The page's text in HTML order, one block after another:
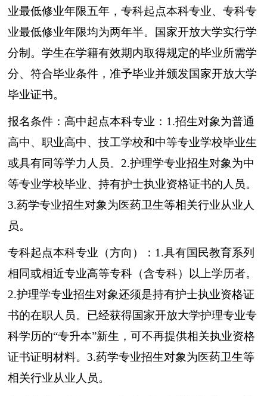
业最低修业年限五年，专科起点本科专业、专科专
业最低修业年限均为两年半。国家开放大学实行学
分制。学生在学籍有效期内取得规定的毕业所需学
分、符合毕业条件，准予毕业并颁发国家开放大学
毕业证书。
报名条件：高中起点本科专业：1.招生对象为普通
高中、职业高中、技工学校和中等专业学校毕业生
或具有同等学力人员。2.护理学专业招生对象为中
等专业学校毕业、持有护士执业资格证书的人员。
3.药学专业招生对象为医药卫生等相关行业从业人
员。
专科起点本科专业（方向）：1.具有国民教育系列
相同或相近专业高等专科（含专科）以上学历者。
2.护理学专业招生对象还须是持有护士执业资格证
书的在职人员。已经获得国家开放大学护理专业专
科学历的“专升本”新生，可不再提供相关执业资格
证书证明材料。3.药学专业招生对象为医药卫生等
相关行业从业人员。